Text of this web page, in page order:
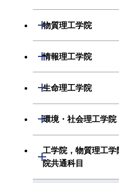
化学系
初年次専門科
創造プロセス
共通専門科目
機械系
電気電子系
経営工学系
初年次専門科
創造プロセス
物質理工学院
開閉
材料系
初年次専門科
共通専門科目
情報理工学院
開閉
数理・計算科
初年次専門科
創造プロセス
生命理工学院
開閉
生命理工学系
創造プロセス
環境・社会理工学院
開閉
建築学系
工学院，物質理工
院共通科目
開閉